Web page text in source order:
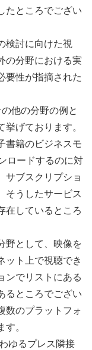
たところでござい
検討に向けた視
の分野における実
要性が指摘された
他の分野の例と
げております。
書籍のビジネスモ
ロードするのに対
サブスクリプショ
そうしたサービス
在しているところ
野として、映像を
ット上で視聴でき
ンでリストにある
るところでござい
数のプラットフォ
。
ゆるプレス隣接